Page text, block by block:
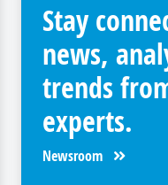
Stay
news,
trends
experts.
Newsroom